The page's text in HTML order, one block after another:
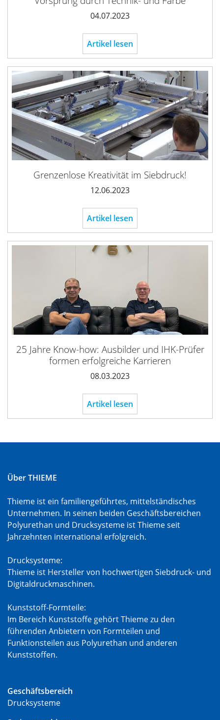
04.07.2023
Artikel lesen
Grenzenlose Kreativität im Siebdruck!
12.06.2023
Artikel lesen
25 Jahre Know-how: Ausbilder und IHK-Prüfer
formen erfolgreiche Karrieren
08.03.2023
Artikel lesen
Über THIEME
Thieme ist ein familiengeführtes, mittelständisches
Unternehmen. In seinen beiden Geschäftsbereichen
Polyurethan und Drucksysteme ist Thieme seit
Jahrzehnten international erfolgreich.
Drucksysteme:
Thieme ist Hersteller von hochwertigen Siebdruck- und
Digitaldruckmaschinen.
Kunststoff-Formteile:
Im Bereich Kunststoffe gehört Thieme zu den
führenden Anbietern von Formteilen und
Funktionsteilen aus Polyurethan und anderen
Kunststoffen.
Geschäftsbereich
Drucksysteme